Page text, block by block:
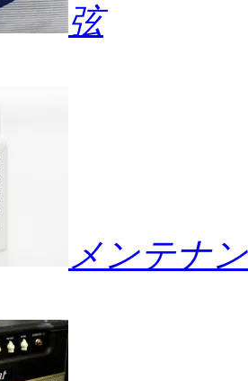
弦
メンテナ